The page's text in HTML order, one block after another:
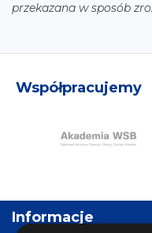
przekazana w sposób
Współpracujemy
Informacje